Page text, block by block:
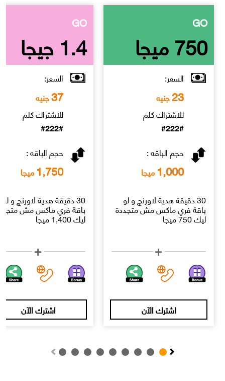
GO
750 ميجا
السعر:
23جنيه
للاشتراك كلم
#222#
حجم الباقه :
1,000ميجا
30 دقيقة هدية لاورنچ و لو
باقة فري ماكس مش متجددة
ليك 750 ميجا
اشترك الآن
GO
1.4 جيجا
السعر:
37جنيه
للاشتراك كلم
#222#
حجم الباقه :
1,750ميجا
30 دقيقة هدية لاورنچ و لو
باقة فري ماكس مش
ليك 1,400 ميجا
اشترك الآن